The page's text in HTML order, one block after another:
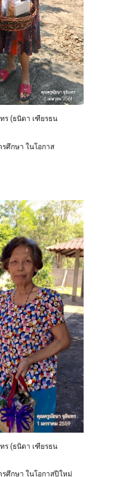
ร (ธนิดา เฑียรธน
ศึกษา ในโอกาส
ร (ธนิดา เฑียรธน
รศึกษา ในโอกาสปีใหม่